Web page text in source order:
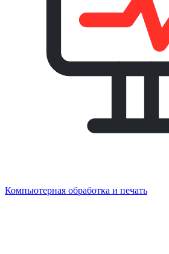
Компьютерная обработка и печать